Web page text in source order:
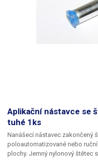
Aplikační nástavce se
tuhé 1ks
Nanášecí nástavec zakončený
poloautomatizované nebo
plochy. Jemný nylonový štětec